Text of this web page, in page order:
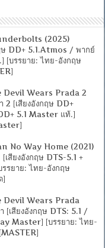
(2025)
ษ DD+ 5.1.Atmos / พากย์
[บรรยาย: ไทย-อังกฤษ
Devil Wears Prada 2
2 [เสียงอังกฤษ DD+
5.1 Master แท้.]
No Way Home (2021)
เสียงอังกฤษ DTS-5.1 +
รยาย: ไทย-อังกฤษ
]
Devil Wears Prada
[เสียงอังกฤษ DTS: 5.1 /
Master] [บรรยาย: ไทย-